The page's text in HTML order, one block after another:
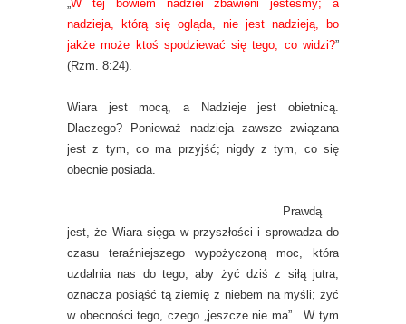
„W tej bowiem nadziei zbawieni jesteśmy; a
nadzieja, którą się ogląda, nie jest nadzieją, bo
jakże może ktoś spodziewać się tego, co widzi?”
(Rzm. 8:24).
Wiara jest mocą, a Nadzieje jest obietnicą.
Dlaczego? Ponieważ nadzieja zawsze związana
jest z tym, co ma przyjść; nigdy z tym, co się
obecnie posiada.
Prawdą
jest, że Wiara sięga w przyszłości i sprowadza do
czasu teraźniejszego wypożyczoną moc, która
uzdalnia nas do tego, aby żyć dziś z siłą jutra;
oznacza posiąść tą ziemię z niebem na myśli; żyć
w obecności tego, czego „jeszcze nie ma”. W tym